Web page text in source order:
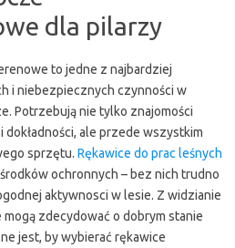
dla pilarzy
to jedne z najbardziej
i niebezpiecznych czynności w
Potrzebują nie tylko znajomości
dokładności, ale przede wszystkim
sprzętu. Rękawice do prac leśnych
ochronnych – bez nich trudno
aktywnosci w lesie. Z widzianie
zdecydować o dobrym stanie
jest, by wybierać rękawice